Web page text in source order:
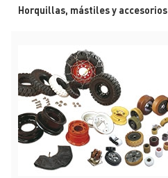
Horquillas, mástiles y accesorios